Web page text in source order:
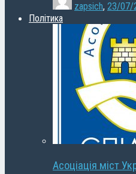
zapsich, 23/07/
Політика
Асоціація міст